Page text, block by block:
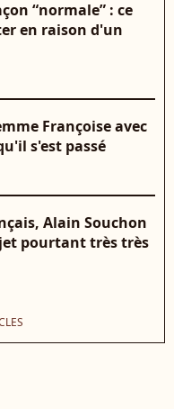
“normale” : ce
en raison d'un
Françoise avec
s'est passé
Alain Souchon
pourtant très très